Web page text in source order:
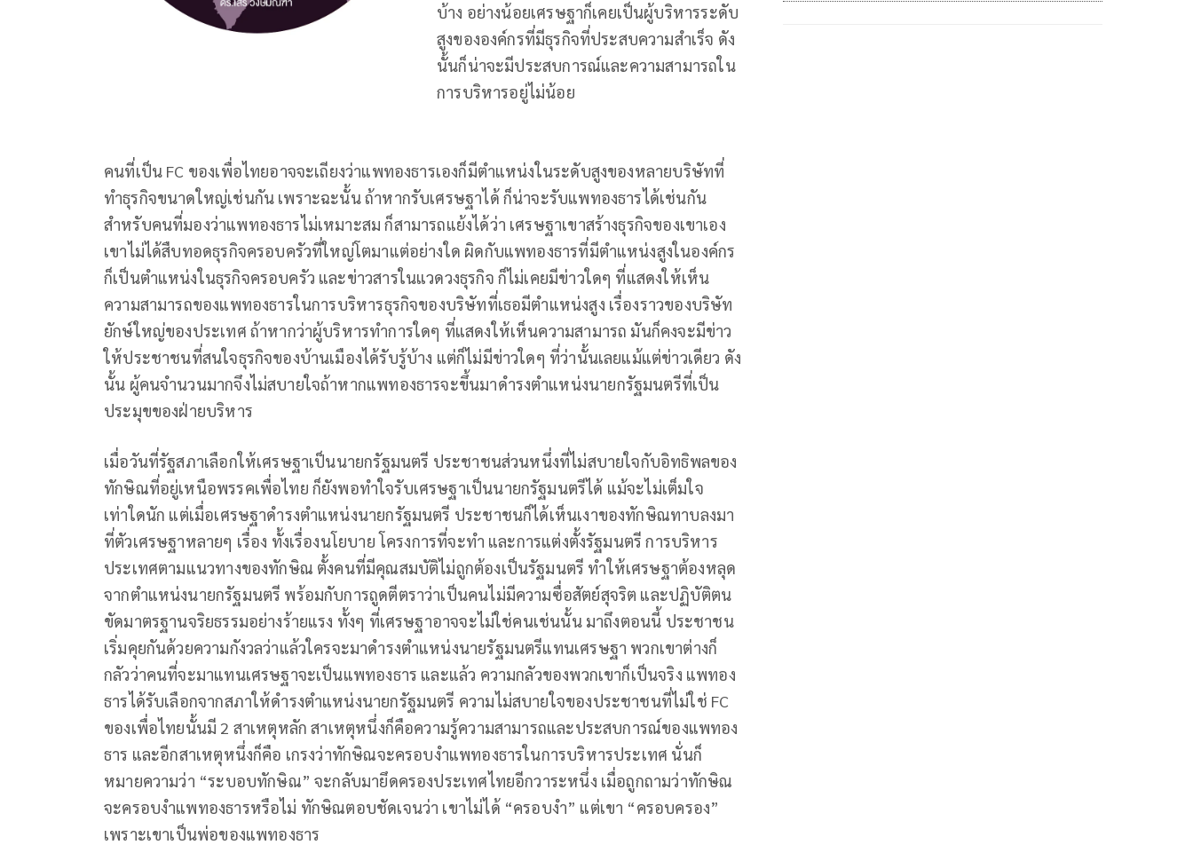
บ้าง อย่างน้อยเศรษฐาก็เคยเป็นผู้บริหารระดับ
สูงขององค์กรที่มีธุรกิจที่ประสบความสำเร็จ ดัง
นั้นก็น่าจะมีประสบการณ์และความสามารถใน
การบริหารอยู่ไม่น้อย
คนที่เป็น FC ของเพื่อไทยอาจจะเถียงว่าแพทองธารเองก็มีตำแหน่งในระดับสูงของหลายบริษัทที่
ทำธุรกิจขนาดใหญ่เช่นกัน เพราะฉะนั้น ถ้าหากรับเศรษฐาได้ ก็น่าจะรับแพทองธารได้เช่นกัน
สำหรับคนที่มองว่าแพทองธารไม่เหมาะสม ก็สามารถแย้งได้ว่า เศรษฐาเขาสร้างธุรกิจของเขาเอง
เขาไม่ได้สืบทอดธุรกิจครอบครัวที่ใหญ่โตมาแต่อย่างใด ผิดกับแพทองธารที่มีตำแหน่งสูงในองค์กร
ก็เป็นตำแหน่งในธุรกิจครอบครัว และข่าวสารในแวดวงธุรกิจ ก็ไม่เคยมีข่าวใดๆ ที่แสดงให้เห็น
ความสามารถของแพทองธารในการบริหารธุรกิจของบริษัทที่เธอมีตำแหน่งสูง เรื่องราวของบริษัท
ยักษ์ใหญ่ของประเทศ ถ้าหากว่าผู้บริหารทำการใดๆ ที่แสดงให้เห็นความสามารถ มันก็คงจะมีข่าว
ให้ประชาชนที่สนใจธุรกิจของบ้านเมืองได้รับรู้บ้าง แต่ก็ไม่มีข่าวใดๆ ที่ว่านั้นเลยแม้แต่ข่าวเดียว ดัง
นั้น ผู้คนจำนวนมากจึงไม่สบายใจถ้าหากแพทองธารจะขึ้นมาดำรงตำแหน่งนายกรัฐมนตรีที่เป็น
ประมุขของฝ่ายบริหาร
เมื่อวันที่รัฐสภาเลือกให้เศรษฐาเป็นนายกรัฐมนตรี ประชาชนส่วนหนึ่งที่ไม่สบายใจกับอิทธิพลของ
ทักษิณที่อยู่เหนือพรรคเพื่อไทย ก็ยังพอทำใจรับเศรษฐาเป็นนายกรัฐมนตรีได้ แม้จะไม่เต็มใจ
เท่าใดนัก แต่เมื่อเศรษฐาดำรงตำแหน่งนายกรัฐมนตรี ประชาชนก็ได้เห็นเงาของทักษิณทาบลงมา
ที่ตัวเศรษฐาหลายๆ เรื่อง ทั้งเรื่องนโยบาย โครงการที่จะทำ และการแต่งตั้งรัฐมนตรี การบริหาร
ประเทศตามแนวทางของทักษิณ ตั้งคนที่มีคุณสมบัติไม่ถูกต้องเป็นรัฐมนตรี ทำให้เศรษฐาต้องหลุด
จากตำแหน่งนายกรัฐมนตรี พร้อมกับการถูดตีตราว่าเป็นคนไม่มีความซื่อสัตย์สุจริต และปฏิบัติตน
ขัดมาตรฐานจริยธรรมอย่างร้ายแรง ทั้งๆ ที่เศรษฐาอาจจะไม่ใช่คนเช่นนั้น มาถึงตอนนี้ ประชาชน
เริ่มคุยกันด้วยความกังวลว่าแล้วใครจะมาดำรงตำแหน่งนายรัฐมนตรีแทนเศรษฐา พวกเขาต่างก็
กลัวว่าคนที่จะมาแทนเศรษฐาจะเป็นแพทองธาร และแล้ว ความกลัวของพวกเขาก็เป็นจริง แพทอง
ธารได้รับเลือกจากสภาให้ดำรงตำแหน่งนายกรัฐมนตรี ความไม่สบายใจของประชาชนที่ไม่ใช่ FC
ของเพื่อไทยนั้นมี 2 สาเหตุหลัก สาเหตุหนึ่งก็คือความรู้ความสามารถและประสบการณ์ของแพทอง
ธาร และอีกสาเหตุหนึ่งก็คือ เกรงว่าทักษิณจะครอบงำแพทองธารในการบริหารประเทศ นั่นก็
หมายความว่า “ระบอบทักษิณ” จะกลับมายึดครองประเทศไทยอีกวาระหนึ่ง เมื่อถูกถามว่าทักษิณ
จะครอบงำแพทองธารหรือไม่ ทักษิณตอบชัดเจนว่า เขาไม่ได้ “ครอบงำ” แต่เขา “ครอบครอง”
เพราะเขาเป็นพ่อของแพทองธาร